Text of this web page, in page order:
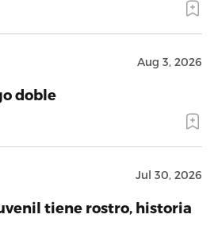
Aug 3, 2026
doble
Jul 30, 2026
tiene rostro, historia